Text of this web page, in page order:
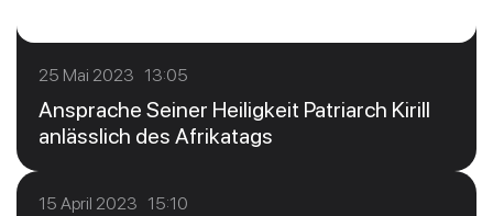
25 Mai 2023 13:05
Ansprache Seiner Heiligkeit Patriarch Kirill
anlässlich des Afrikatags
15 April 2023 15:10